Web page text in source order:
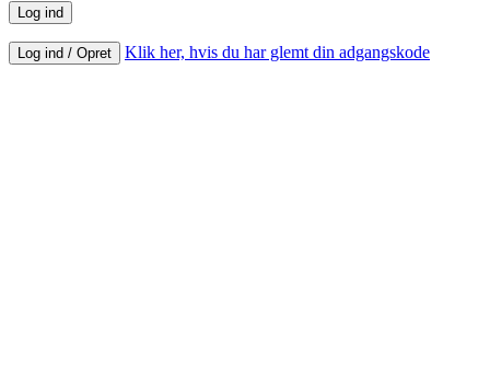
Log ind / Opret Klik her, hvis du har glemt din adgangskode